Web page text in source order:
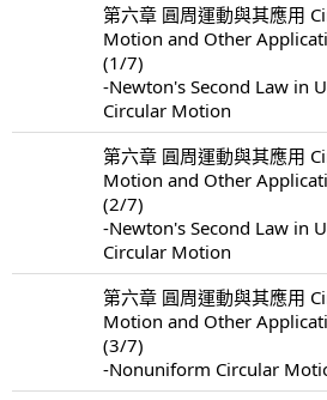
第六章 圓周運動與其應用
Motion and Other
(1/7)
-Newton's Second Law in
Circular Motion
第六章 圓周運動與其應用
Motion and Other
(2/7)
-Newton's Second Law in
Circular Motion
第六章 圓周運動與其應用
Motion and Other
(3/7)
-Nonuniform Circular